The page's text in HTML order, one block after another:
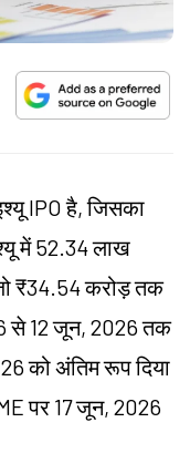
IPO है, जिसका
में 52.34 लाख
₹34.54 करोड़ तक
से 12 जून, 2026 तक
को अंतिम रूप दिया
पर 17 जून, 2026